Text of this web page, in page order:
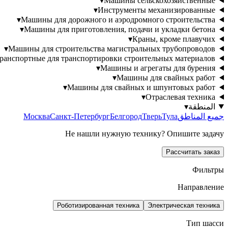
Инструменты механизированные
▾
Машины для дорожного и аэродромного строительства
▾
Машины для приготовления, подачи и укладки бетона
▾
Краны, кроме плавучих
▾
Машины для строительства магистральных трубопроводов
▾
для транспортировки строительных материалов
Машины и агрегаты для бурения
▾
Машины для свайных работ
▾
Машины для свайных и шпунтовых работ
▾
Отраслевая техника
▾
المنطقة▾
جميع المناطق
МоскваСанкт-ПетербургБелгородТверьТула
Не нашли нужную технику? Опишите задачу
Рассчитать заказ
Фильтры
Направление
Электрическая техника
Роботизированная техника
Тип шасси